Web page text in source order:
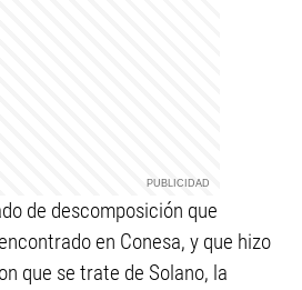
de descomposición que
en Conesa, y que hizo
que se trate de Solano, la